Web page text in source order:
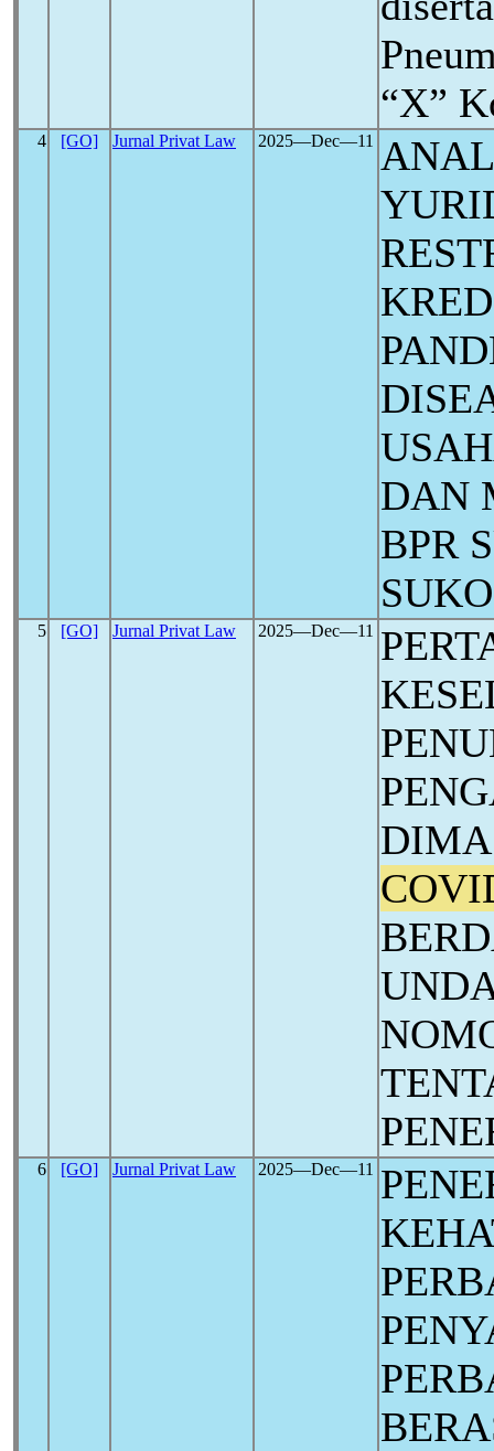
“X”
4 [GO] Jurnal Privat Law 2025―Dec―11
DAN
BPR
5 [GO] Jurnal Privat Law 2025―Dec―11
6 [GO] Jurnal Privat Law 2025―Dec―11